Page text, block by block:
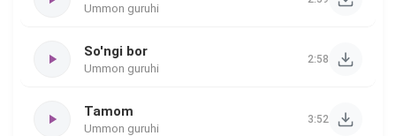
Ummon guruhi
So'ngi bor
Ummon guruhi
2:58
Tamom
Ummon guruhi
3:52